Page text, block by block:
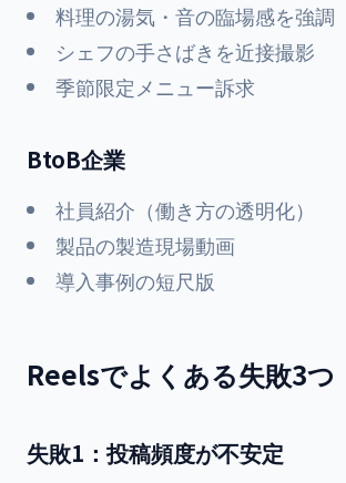
料理の湯気・音の臨場感を強調
シェフの手さばきを近接撮影
季節限定メニュー訴求
BtoB企業
社員紹介（働き方の透明化）
製品の製造現場動画
導入事例の短尺版
Reelsでよくある失敗3つ
失敗1：投稿頻度が不安定